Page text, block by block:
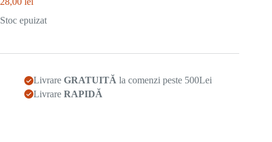
Stoc epuizat
Livrare GRATUITĂ la comenzi peste 500Lei
Livrare RAPIDĂ